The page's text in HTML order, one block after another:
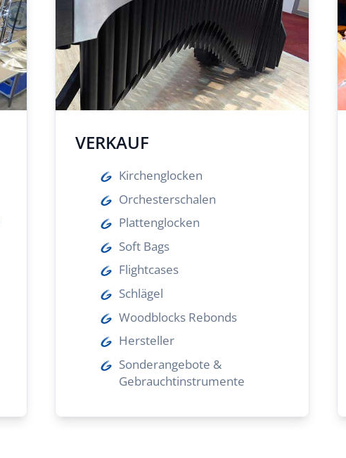
VERKAUF
Kirchenglocken
Orchesterschalen
Plattenglocken
Soft Bags
Flightcases
Schlägel
Woodblocks Rebonds
Hersteller
Sonderangebote &
Gebrauchtinstrumente